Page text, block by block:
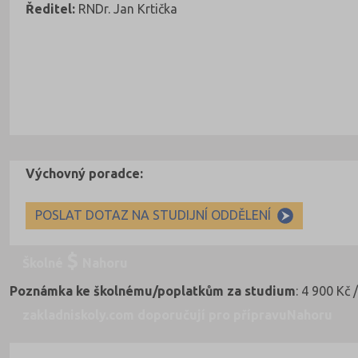
Ředitel: RNDr. Jan Krtička
Výchovný poradce:
POSLAT DOTAZ NA STUDIJNÍ ODDĚLENÍ
Poznámka ke školnému/poplatkům za studium: 4 900 Kč